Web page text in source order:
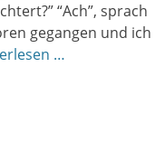
“Ach”, sprach
gegangen und ich
…